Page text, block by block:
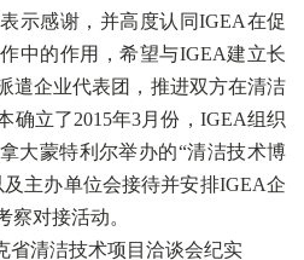
示感谢，并高度认同IGEA在促
中的作用，希望与IGEA建立长
遣企业代表团，推进双方在清洁
确立了2015年3月份，IGEA组织
大蒙特利尔举办的“清洁技术博
主办单位会接待并安排IGEA企
察对接活动。